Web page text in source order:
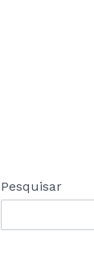
Pesquisar